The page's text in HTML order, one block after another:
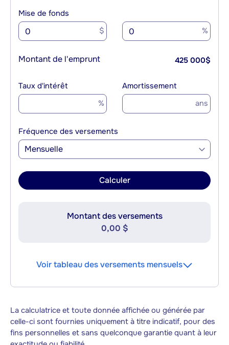
Mise de fonds
$ %
Montant de l'emprunt 425 000$
Taux d'intérêt
%
Amortissement
ans
Fréquence des versements
Mensuelle
Calculer
Montant des versements
0,00 $
Voir tableau des versements mensuels
La calculatrice et toute donnée affichée ou générée par
celle-ci sont fournies uniquement à titre indicatif, pour des
fins personnelles et sans quelconque garantie quant à leur